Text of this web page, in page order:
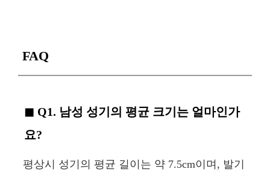
FAQ
Q1. 남성 성기의 평균 크기는 얼마인가
요?
평상시 성기의 평균 길이는 약 7.5cm이며, 발기